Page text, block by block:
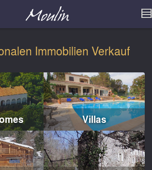
Immobilien Verkauf
Villas